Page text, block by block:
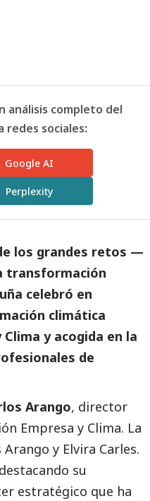
análisis completo del
sociales:
Google AI
Perplexity
los grandes retos —
transformación
celebró en
climática
y acogida en la
de
Arango, director
Empresa y Clima. La
y Elvira Carles.
su
estratégico que ha